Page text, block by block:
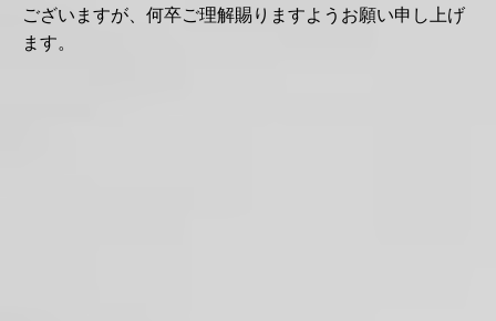
ございますが、何卒ご理解賜りますようお願い申し上げ
ます。